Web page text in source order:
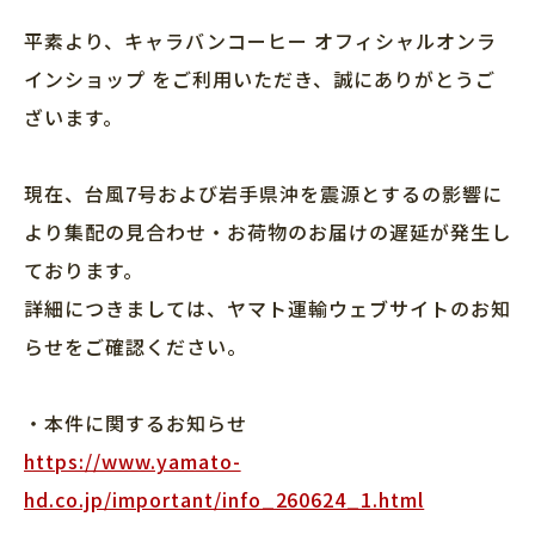
平素より、キャラバンコーヒー オフィシャルオンラ
インショップ をご利用いただき、誠にありがとうご
ざいます。
現在、台風7号および岩手県沖を震源とするの影響に
より集配の見合わせ・お荷物のお届けの遅延が発生し
ております。
詳細につきましては、ヤマト運輸ウェブサイトのお知
らせをご確認ください。
・本件に関するお知らせ
https://www.yamato-
hd.co.jp/important/info_260624_1.html